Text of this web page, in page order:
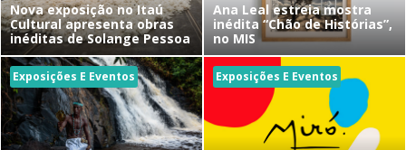
Nova exposição no Itaú
Cultural apresenta obras
inéditas de Solange Pessoa
Ana Leal estreia mostra
inédita “Chão de Histórias”,
no MIS
Exposições E Eventos Exposições E Eventos